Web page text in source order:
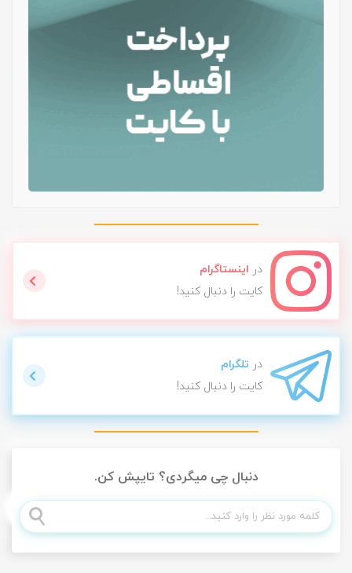
در اینستاگرام
کایت را دنبال کنید!
در تلگرام
کایت را دنبال کنید!
دنبال چی میگردی؟ تایپش کن.